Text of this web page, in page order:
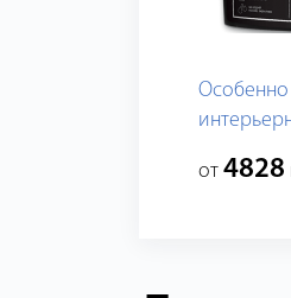
Особенно
от 4828